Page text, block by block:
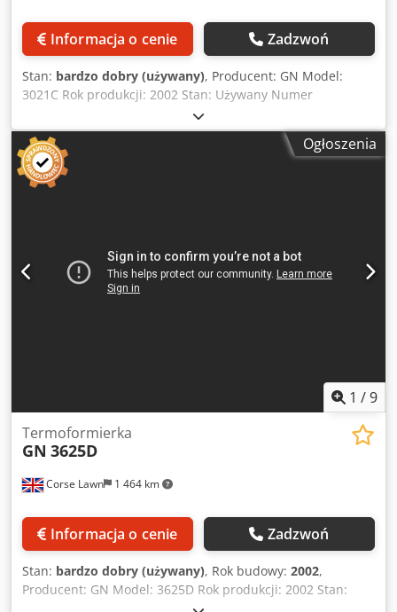
// Standardowy kubek z rantem do zgrzewania ⌀ 75-120 ml
3589 // 458 // 12 // Coffee-to-go / kubek termiczny,
pojemność 150 ml 210 // - // - // Forma do pieczenia / część
techniczna / płytka lub taca 8000 // 455 // - // Kubek z
granulatu 180 ml / część techniczna z płaskim rantem do
zgrzewania
Informacja o cenie Zadzwoń
Stan: bardzo dobry (używany), Producent: GN Model:
3021C Rok produkcji: 2002 Stan: Używany Numer
inwentarzowy: 00044 Maksymalna powierzchnia robocza:
760 x 530 mm Maksymalna głębokość wytłaczania: 125 mm
Długość cięcia – APET: 3810 mm Długość cięcia – wszystkie
pozostałe materiały: 6350 mm Maksymalna szerokość
arkusza: 815 mm Zakres grubości arkusza: 0,15–1,0 mm
Premier Automation Codpfx Ajziw R Nopbsha Uwagi:
Wszystkie dane mogą ulec zmianie i/lub zawierać błędy.
Dostępność urządzeń jest ograniczona i/lub mogą one
Ogłoszenia
1 /9
Corse Lawn 1 464 km
Termoformierka
GN 3625D
Informacja o cenie Zadzwoń
Stan: bardzo dobry (używany), Rok budowy: 2002,
Producent: GN Model: 3625D Rok produkcji: 2002 Stan:
używany Numer magazynowy: 00043 Maksymalny obszar